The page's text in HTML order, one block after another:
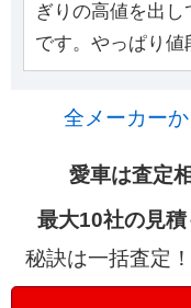
ぎりの高値を出
です。やっぱり値
全メーカー
愛車は査定
最大10社の見
秘訣は一括査定